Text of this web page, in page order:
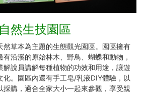
然生技園區
然草本為主題的生態觀光園區。園區擁有
沿溪的原始林木、野鳥、蝴蝶和動物，
解說員講解每種植物的功效和用途，讓遊
化。園區內還有手工皂/乳液DIY體驗，以
採購，適合全家大小一起來參觀，享受親